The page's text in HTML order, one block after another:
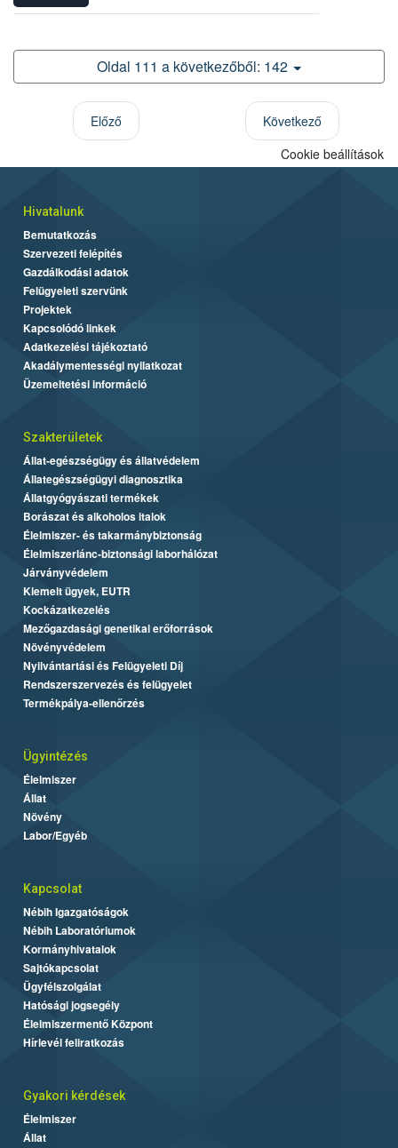
Oldal 111 a következőből: 142
Előző
Következő
Cookie beállítások
Hivatalunk
Bemutatkozás
Szervezeti felépítés
Gazdálkodási adatok
Felügyeleti szervünk
Projektek
Kapcsolódó linkek
Adatkezelési tájékoztató
Akadálymentességi nyilatkozat
Üzemeltetési információ
Szakterületek
Állat-egészségügy és állatvédelem
Állategészségügyi diagnosztika
Állatgyógyászati termékek
Borászat és alkoholos italok
Élelmiszer- és takarmánybiztonság
Élelmiszerlánc-biztonsági laborhálózat
Járványvédelem
Kiemelt ügyek, EUTR
Kockázatkezelés
Mezőgazdasági genetikai erőforrások
Növényvédelem
Nyilvántartási és Felügyeleti Díj
Rendszerszervezés és felügyelet
Termékpálya-ellenőrzés
Ügyintézés
Élelmiszer
Állat
Növény
Labor/Egyéb
Kapcsolat
Nébih Igazgatóságok
Nébih Laboratóriumok
Kormányhivatalok
Sajtókapcsolat
Ügyfélszolgálat
Hatósági jogsegély
Élelmiszermentő Központ
Hírlevél feliratkozás
Gyakori kérdések
Élelmiszer
Állat